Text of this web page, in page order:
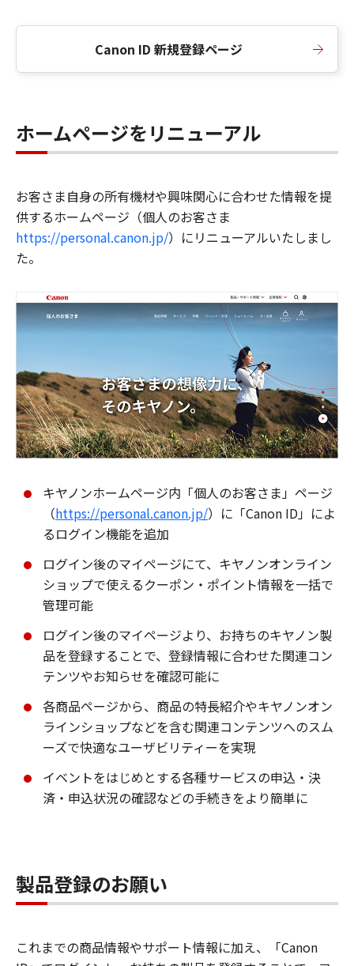
Canon ID 新規登録ページ
ホームページをリニューアル
お客さま自身の所有機材や興味関心に合わせた情報を提
供するホームページ（個人のお客さま
https://personal.canon.jp/）にリニューアルいたしまし
た。
キヤノンホームページ内「個人のお客さま」ページ
（https://personal.canon.jp/）に「Canon ID」によ
るログイン機能を追加
ログイン後のマイページにて、キヤノンオンライン
ショップで使えるクーポン・ポイント情報を一括で
管理可能
ログイン後のマイページより、お持ちのキヤノン製
品を登録することで、登録情報に合わせた関連コン
テンツやお知らせを確認可能に
各商品ページから、商品の特長紹介やキヤノンオン
ラインショップなどを含む関連コンテンツへのスム
ーズで快適なユーザビリティーを実現
イベントをはじめとする各種サービスの申込・決
済・申込状況の確認などの手続きをより簡単に
製品登録のお願い
これまでの商品情報やサポート情報に加え、「Canon